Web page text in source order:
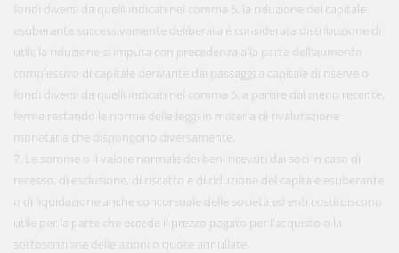
fondi diversi da quelli indicati nel comma 5, la riduzione del capitale
esuberante successivamente deliberata è considerata distribuzione di
utili; la riduzione si imputa con precedenza alla parte dell'aumento
complessivo di capitale derivante dai passaggi a capitale di riserve o
fondi diversi da quelli indicati nel comma 5, a partire dal meno recente,
ferme restando le norme delle leggi in materia di rivalutazione
monetaria che dispongono diversamente.
7. Le somme o il valore normale dei beni ricevuti dai soci in caso di
recesso, di esclusione, di riscatto e di riduzione del capitale esuberante
o di liquidazione anche concorsuale delle società ed enti costituiscono
utile per la parte che eccede il prezzo pagato per l'acquisto o la
sottoscrizione delle azioni o quote annullate.